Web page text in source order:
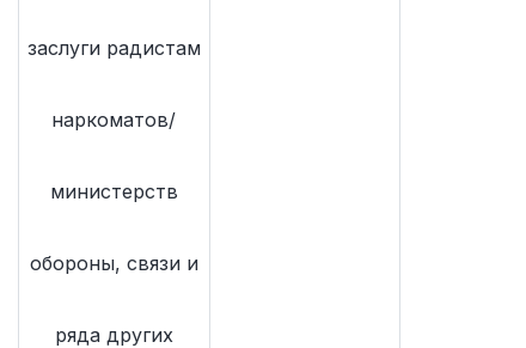
заслуги радистам
наркоматов/
министерств
обороны, связи и
ряда других